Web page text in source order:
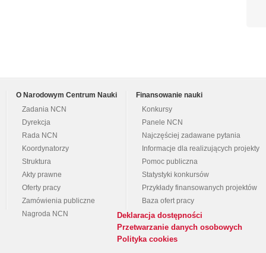
O Narodowym Centrum Nauki
Zadania NCN
Dyrekcja
Rada NCN
Koordynatorzy
Struktura
Akty prawne
Oferty pracy
Zamówienia publiczne
Nagroda NCN
Finansowanie nauki
Konkursy
Panele NCN
Najczęściej zadawane pytania
Informacje dla realizujących projekty
Pomoc publiczna
Statystyki konkursów
Przykłady finansowanych projektów
Baza ofert pracy
Deklaracja dostępności
Przetwarzanie danych osobowych
Polityka cookies